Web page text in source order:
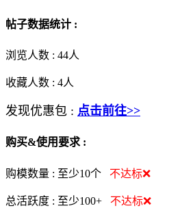
帖子数据统计 :
浏览人数 : 44人
收藏人数 : 4人
发现优惠包 : 点击前往>>
购买&使用要求 :
购模数量 : 至少10个 不达标❌
总活跃度 : 至少100+ 不达标❌